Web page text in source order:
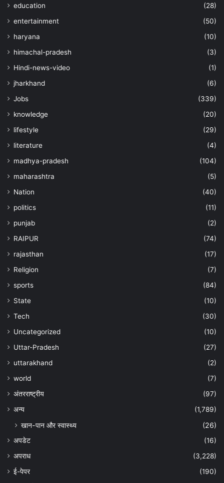
education
(28)
entertainment
(50)
haryana
(10)
himachal-pradesh
(3)
Hindi-news-video
(1)
jharkhand
(6)
Jobs
(339)
knowledge
(20)
lifestyle
(29)
literature
(4)
madhya-pradesh
(104)
maharashtra
(5)
Nation
(40)
politics
(11)
punjab
(2)
RAIPUR
(74)
rajasthan
(17)
Religion
(7)
sports
(84)
State
(10)
Tech
(30)
Uncategorized
(10)
Uttar-Pradesh
(27)
uttarakhand
(2)
world
(7)
अंतरराष्ट्रीय
(97)
अन्‍य
(1,789)
खान-पान और स्वास्थ्य (26)
अपडेट
(16)
अपराध
(3,228)
ई-पेपर
(190)